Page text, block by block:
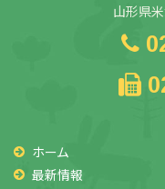
山形県
ホーム
最新情報